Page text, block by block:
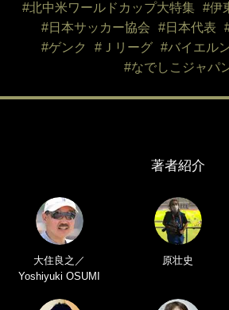
#北中米ワールドカップ大特集 #伊
#日本サッカー協会
#日本代表
#ゲンク
#Ｊリーグ
#バイエル
#なでしこジャパ
著者紹介
大住良之／
Yoshiyuki OSUMI
原壮史